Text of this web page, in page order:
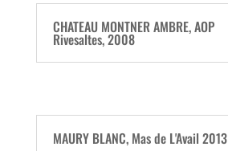
CHATEAU MONTNER AMBRE, AOP
Rivesaltes, 2008
MAURY BLANC, Mas de L'Avail 2013